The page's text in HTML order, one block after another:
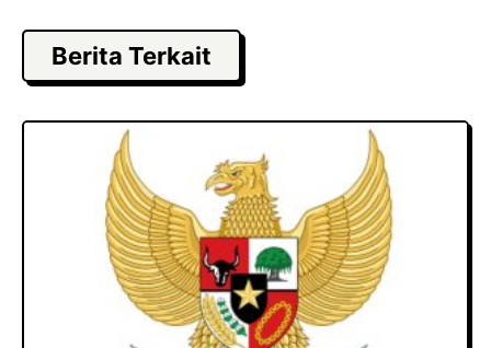
c
e
b
o
k
s
t
o
d
o
n
a
s
A
p
p
a
Berita Terkait